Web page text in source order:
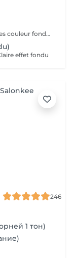
Technique utilisée pour créer un mélange des couleur fondue en graduation
effet fondu
246
1 тон)